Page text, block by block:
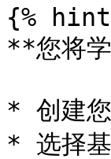
{%
**您将
* 创建您
* 选择基